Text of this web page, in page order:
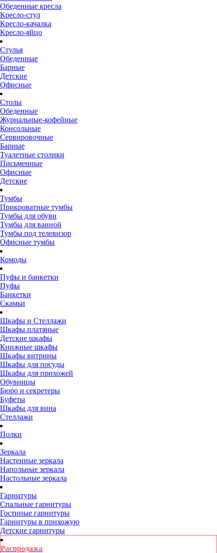
Обеденные кресла
Кресло-стул
Кресло-качалка
Кресло-яйцо
Стулья
Обеденные
Барные
Детские
Офисные
Столы
Обеденные
Журнальные-кофейные
Консольные
Сервировочные
Барные
Туалетные столики
Письменные
Офисные
Детские
Тумбы
Прикроватные тумбы
Тумбы для обуви
Тумбы для ванной
Тумбы под телевизор
Офисные тумбы
Комоды
Пуфы и банкетки
Пуфы
Банкетки
Скамьи
Шкафы и Стеллажи
Шкафы платяные
Детские шкафы
Книжные шкафы
Шкафы витрины
Шкафы для посуды
Шкафы для прихожей
Обувницы
Бюро и секретеры
Буфеты
Шкафы для вина
Стеллажи
Полки
Зеркала
Настенные зеркала
Напольные зеркала
Настольные зеркала
Гарнитуры
Спальные гарнитуры
Гостиные гарнитуры
Гарнитуры в прихожую
Детские гарнитуры
Распродажа